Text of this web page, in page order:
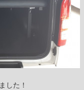
した！